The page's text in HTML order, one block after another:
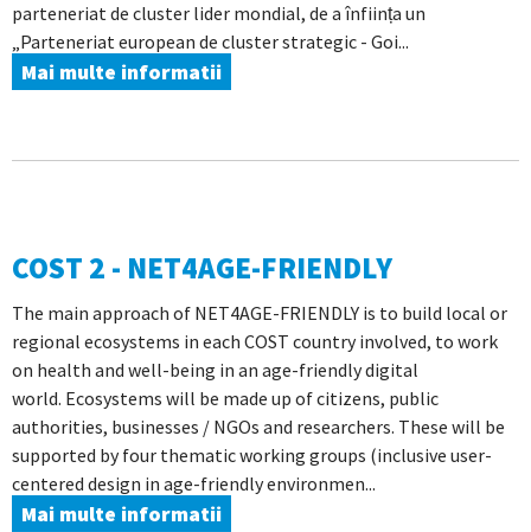
parteneriat de cluster lider mondial, de a înființa un
„Parteneriat european de cluster strategic - Goi...
Mai multe informatii
COST 2 - NET4AGE-FRIENDLY
The main approach of NET4AGE-FRIENDLY is to build local or
regional ecosystems in each COST country involved, to work
on health and well-being in an age-friendly digital
world. Ecosystems will be made up of citizens, public
authorities, businesses / NGOs and researchers. These will be
supported by four thematic working groups (inclusive user-
centered design in age-friendly environmen...
Mai multe informatii